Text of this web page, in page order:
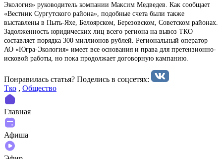
Экология» руководитель компании Максим Медведев. Как сообщает
«Вестник Сургутского района», подобные счета были также
выставлены в Пыть-Яхе, Белоярском, Березовском, Советском районах.
Задолженность юридических лиц всего региона на вывоз ТКО
составляет порядка 300 миллионов рублей. Региональный оператор
АО «Югра-Экология» имеет все основания и права для претензионно-
исковой работы, но пока продолжает договорную кампанию.
Понравилась статья? Поделиcь в соцсетях:
Тко , Общество
Главная
Афиша